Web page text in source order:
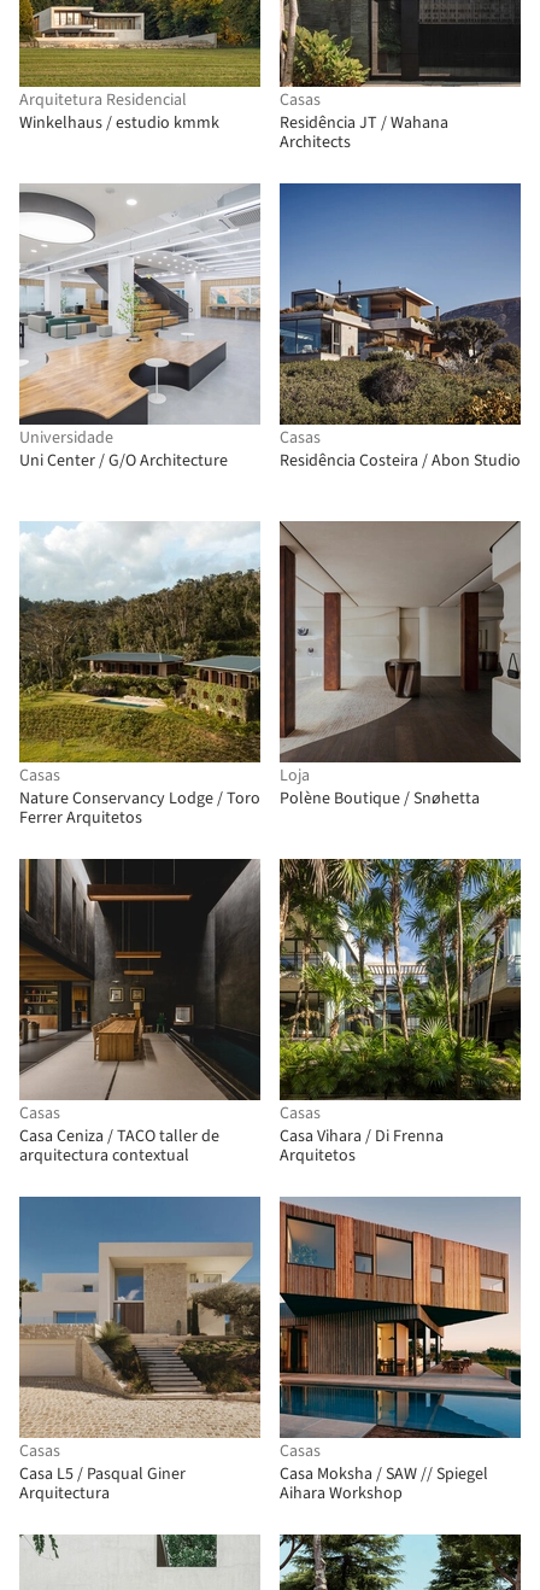
Arquitetura Residencial
Winkelhaus / estudio kmmk
Casas
Residência JT / Wahana
Architects
Universidade
Uni Center / G/O Architecture
Casas
Residência Costeira / Abon Studio
Casas
Nature Conservancy Lodge / Toro
Ferrer Arquitetos
Loja
Polène Boutique / Snøhetta
Casas
Casa Ceniza / TACO taller de
arquitectura contextual
Casas
Casa Vihara / Di Frenna
Arquitetos
Casas
Casa L5 / Pasqual Giner
Arquitectura
Casas
Casa Moksha / SAW // Spiegel
Aihara Workshop